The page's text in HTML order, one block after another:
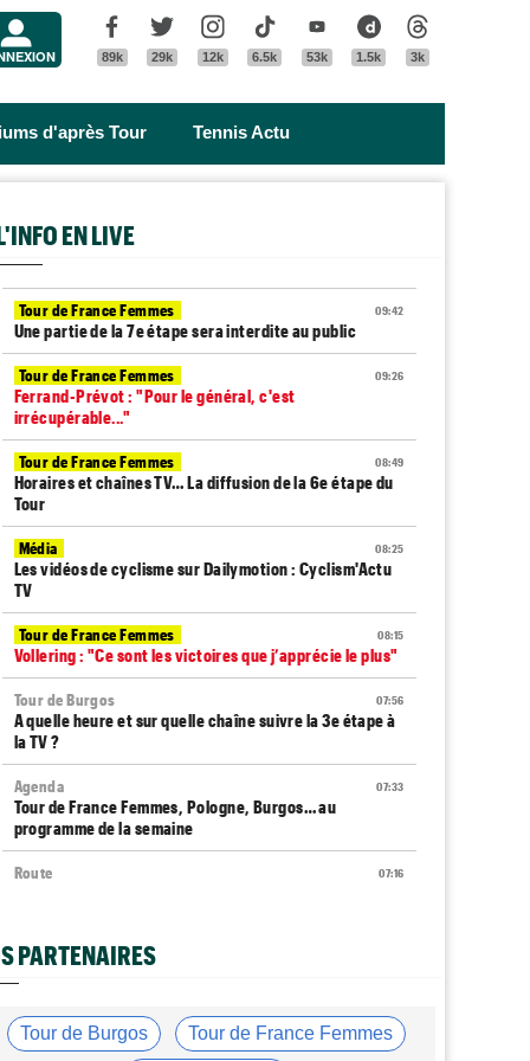
Facebook
89k
Twitter
29k
Instagram
12k
Tik Tok
6.5k
Youtube
53k
Dailymotion
1.5k 3k
d'après Tour Tennis Actu
EN LIVE
09:42
Tour de France Femmes
Une partie de la 7e étape sera interdite au public
09:26
Tour de France Femmes
Ferrand-Prévot : "Pour le général, c'est
irrécupérable..."
08:49
Tour de France Femmes
Horaires et chaînes TV… La diffusion de la 6e étape du
Tour
08:25
Média
Les vidéos de cyclisme sur Dailymotion : Cyclism'Actu
TV
08:15
Tour de France Femmes
Vollering : "Ce sont les victoires que j’apprécie le plus"
07:56
Tour de Burgos
A quelle heure et sur quelle chaîne suivre la 3e étape à
la TV ?
07:33
Agenda
Tour de France Femmes, Pologne, Burgos… au
programme de la semaine
07:16
Route
Diffusion TV... quelle heure et sur quelle chaîne la 4e
étape ?
05/08
Média
Toutes nos vidéos de cyclisme sont sur Youtube :
PARTENAIRES
Tour de Burgos Tour de France Femmes